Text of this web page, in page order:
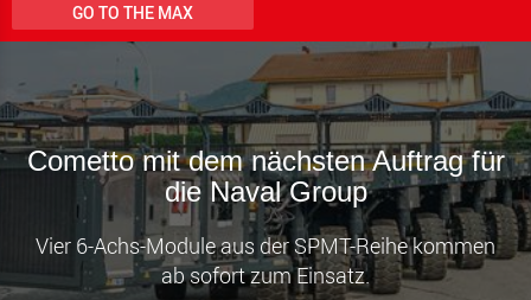
GO TO THE MAX
Cometto mit dem nächsten Auftrag für
die Naval Group
Vier 6-Achs-Module aus der SPMT-Reihe kommen
ab sofort zum Einsatz.